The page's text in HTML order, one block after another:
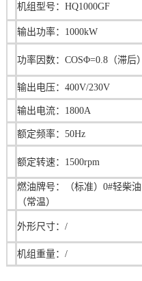
机组型号：HQ1000GF
输出功率：1000kW
功率因数：COSΦ=0.8（滞后）
输出电压：400V/230V
输出电流：1800A
额定频率：50Hz
额定转速：1500rpm
燃油牌号：（标准）0#轻柴油
（常温）
外形尺寸： /
机组重量：/